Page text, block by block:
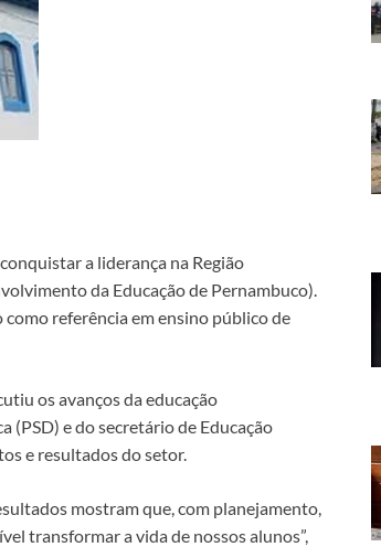
a liderança na Região
da Educação de Pernambuco).
referência em ensino público de
os avanços da educação
(PSD) e do secretário de Educação
e resultados do setor.
mostram que, com planejamento,
transformar a vida de nossos alunos”,